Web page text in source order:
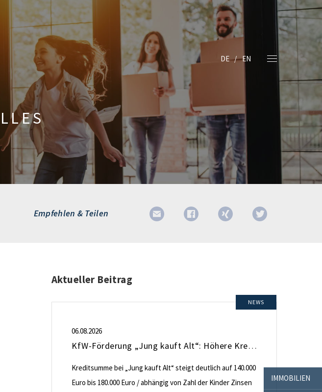
IMMOBILIEN
DE EN
Empfehlen & Teilen
Aktueller Beitrag
NEWS
06.08.2026
KfW-Förderung „Jung kauft Alt“: Höhere Kredite ab August 2026
Kreditsumme bei „Jung kauft Alt“ steigt deutlich auf 140.000
Euro bis 180.000 Euro / abhängig von Zahl der Kinder Zinsen